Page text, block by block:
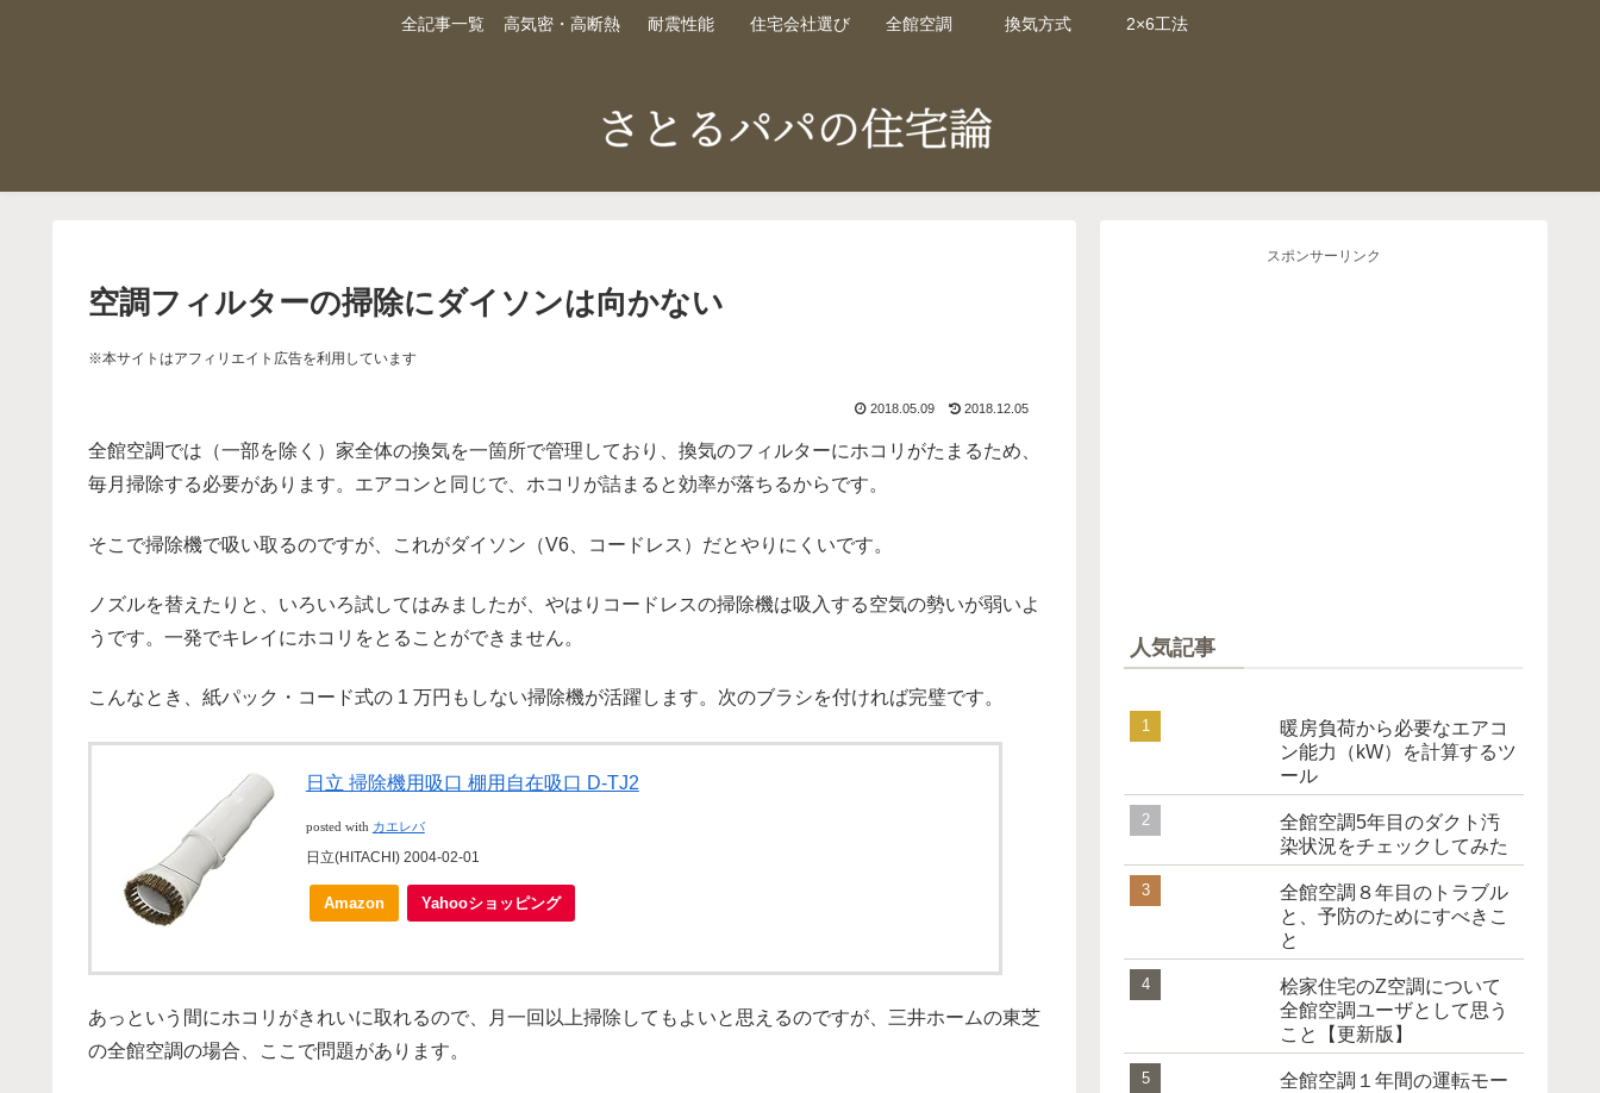
全記事一覧 高気密・高断熱 耐震性能 住宅会社選び 全館空調 換気方式 2×6工法
空調フィルターの掃除にダイソンは向かない
※本サイトはアフィリエイト広告を利用しています
2018.05.09 2018.12.05
全館空調では（一部を除く）家全体の換気を一箇所で管理しており、換気のフィルターにホコリがたまるため、
毎月掃除する必要があります。エアコンと同じで、ホコリが詰まると効率が落ちるからです。
そこで掃除機で吸い取るのですが、これがダイソン（V6、コードレス）だとやりにくいです。
ノズルを替えたりと、いろいろ試してはみましたが、やはりコードレスの掃除機は吸入する空気の勢いが弱いよ
うです。一発でキレイにホコリをとることができません。
こんなとき、紙パック・コード式の 1 万円もしない掃除機が活躍します。次のブラシを付ければ完璧です。
日立 掃除機用吸口 棚用自在吸口 D-TJ2
posted with カエレバ
日立(HITACHI) 2004-02-01
Amazon Yahooショッピング
あっという間にホコリがきれいに取れるので、月一回以上掃除してもよいと思えるのですが、三井ホームの東芝
の全館空調の場合、ここで問題があります。
スポンサーリンク
人気記事
暖房負荷から必要なエアコ
ン能力（kW）を計算するツ
ール
全館空調5年目のダクト汚
染状況をチェックしてみた
全館空調８年目のトラブル
と、予防のためにすべきこ
と
桧家住宅のZ空調について
全館空調ユーザとして思う
こと【更新版】
全館空調１年間の運転モー